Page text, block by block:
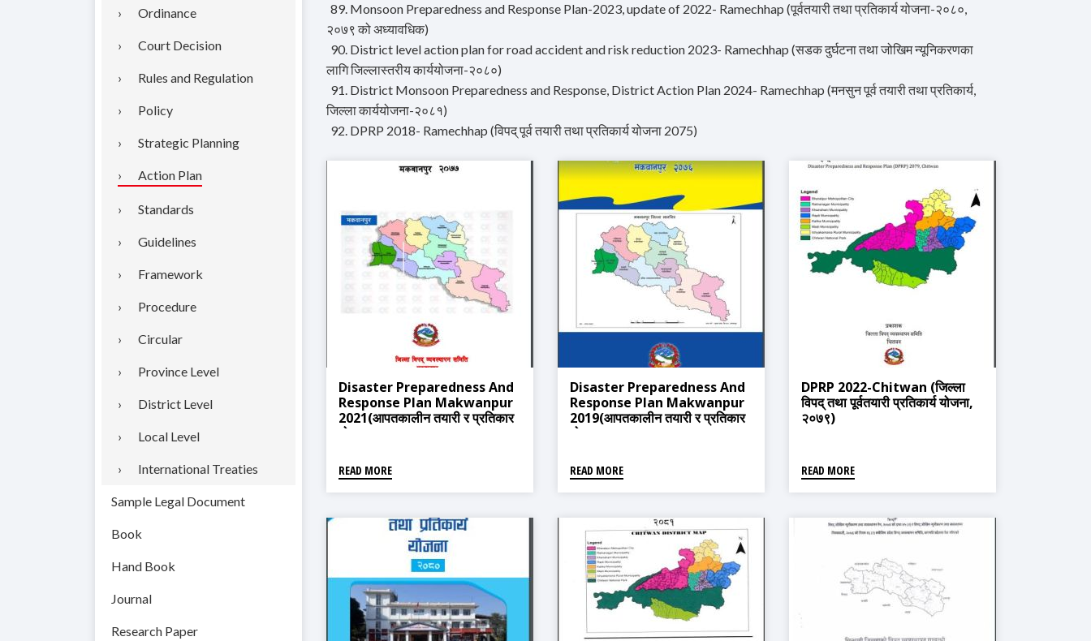
Ordinance
Court Decision
Rules and Regulation
Policy
Strategic Planning
Action Plan
Standards
Guidelines
Framework
Procedure
Circular
Province Level
District Level
Local Level
International Treaties
Sample Legal Document
Book
Hand Book
Journal
Research Paper
89. Monsoon Preparedness and Response Plan-2023, update of 2022- Ramechhap (पूर्वतयारी तथा प्रतिकार्य योजना-२०८०,
२०७९ को अध्यावधिक)
90. District level action plan for road accident and risk reduction 2023- Ramechhap (सडक दुर्घटना तथा जोखिम न्यूनिकरणका
लागि जिल्लास्तरीय कार्ययोजना-२०८०)
91. District Monsoon Preparedness and Response, District Action Plan 2024- Ramechhap (मनसुन पूर्व तयारी तथा प्रतिकार्य,
जिल्ला कार्ययोजना-२०८१)
92. DPRP 2018- Ramechhap (विपद् पूर्व तयारी तथा प्रतिकार्य योजना 2075)
Disaster Preparedness And
Response Plan Makwanpur
2021(आपतकालीन तयारी र प्रतिकार
योजना माकवानपुर २०७७)
READ MORE
Disaster Preparedness And
Response Plan Makwanpur
2019(आपतकालीन तयारी र प्रतिकार
योजना माकवानपुर २०७६)
READ MORE
DPRP 2022-Chitwan (जिल्ला
विपद् तथा पूर्वतयारी प्रतिकार्य योजना,
२०७९)
READ MORE